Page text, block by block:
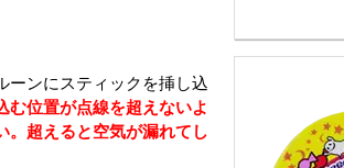
ーンにスティックを挿し込
む位置が点線を超えないよ
。超えると空気が漏れてし